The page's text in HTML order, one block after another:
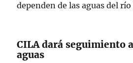
dependen de las aguas del río
CILA dará seguimiento
aguas